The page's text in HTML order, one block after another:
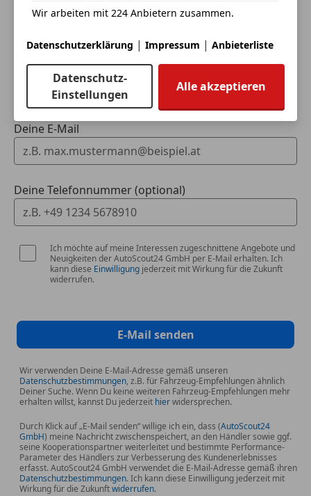
Alufelgen
Dachreling
Innenspiegel automatisch abblendend
Pannenkit
Sportpaket
Sportsitze
Sprachsteuerung
Fahrzeugdaten hinzufügen
Dein Name
Deine E-Mail
Deine Telefonnummer (optional)
Ich möchte auf meine Interessen zugeschnittene Angebote und
Neuigkeiten der AutoScout24 GmbH per E-Mail erhalten. Ich
kann diese Einwilligung jederzeit mit Wirkung für die Zukunft
widerrufen.
E-Mail senden
Wir verwenden Deine E-Mail-Adresse gemäß unseren
Datenschutzbestimmungen, z.B. für Fahrzeug-Empfehlungen ähnlich
Deiner Suche. Wenn Du keine weiteren Fahrzeug-Empfehlungen mehr
erhalten willst, kannst Du jederzeit hierwidersprechen.
Durch Klick auf „E-Mail senden“ willige ich ein, dass (AutoScout24
GmbH) meine Nachricht zwischenspeichert, an den Händler sowie ggf.
seine Kooperationspartner weiterleitet und bestimmte Performance-
Parameter des Händlers zur Verbesserung des Kundenerlebnisses
erfasst. AutoScout24 GmbH verwendet die E-Mail-Adresse gemäß ihren
Datenschutzbestimmungen. Ich kann diese Einwilligung jederzeit mit
Wirkung für die Zukunftwiderrufen.
Wir arbeiten mit 224 Anbietern zusammen.
Datenschutzerklärung | Impressum | Anbieterliste
Datenschutz-
Einstellungen
Alle akzeptieren